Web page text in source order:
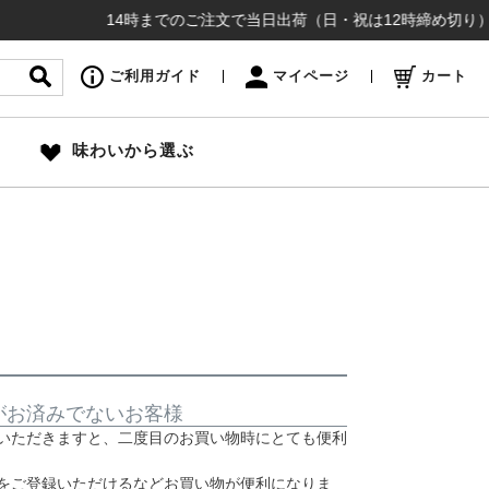
14時までのご注文で当日出荷（日・祝は12時締め切り）
ご利用ガイド マイページ カート
味わいから選ぶ
済みでないお客様
ただきますと、二度目のお買い物時にとても便利
ご登録いただけるなどお買い物が便利になりま